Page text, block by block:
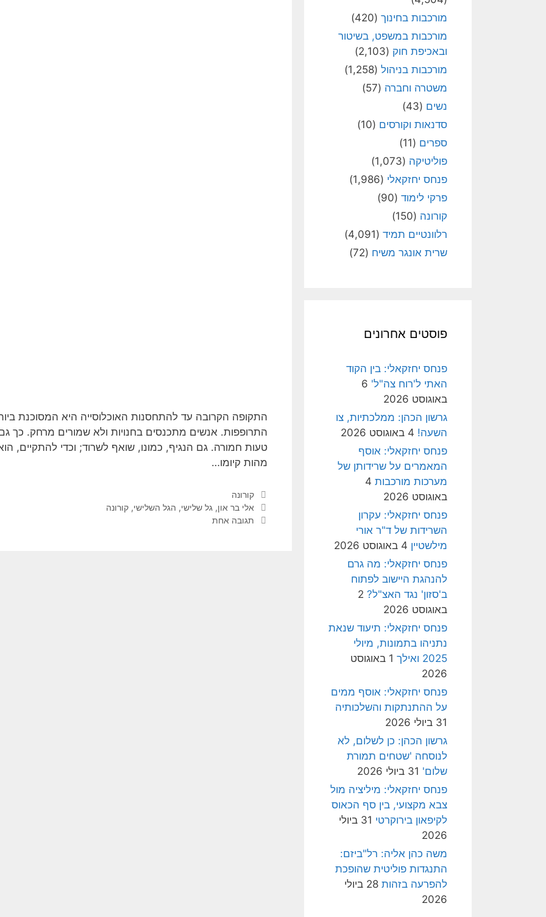
התקופה הקרובה עד להתחסנות האוכלוסייה היא המסוכנת
התרופפות. אנשים מתכנסים בחנויות ולא שמורים מרחק. כך גם
טעות חמורה. גם הנגיף, כמונו, שואף לשרוד; וכדי להתקיים,
מהות קיומו…
קטגוריות
קורונה
תגיות
אלי בר און, גל שלישי, הגל השלישי, קורונה
תגובה אחת
מורכבות בחינוך (420)
מורכבות במשפט, בשיטור
ובאכיפת חוק (2,103)
מורכבות בניהול (1,258)
משטרה וחברה (57)
נשים (43)
סדנאות וקורסים (10)
ספרים (11)
פוליטיקה (1,073)
פנחס יחזקאלי (1,986)
פרקי לימוד (90)
קורונה (150)
רלוונטיים תמיד (4,091)
שרית אונגר משיח (72)
פוסטים אחרונים
פנחס יחזקאלי: בין הקוד
האתי ל'רוח צה"ל' 6
באוגוסט 2026
גרשון הכהן: ממלכתיות, צו
השעה! 4 באוגוסט 2026
פנחס יחזקאלי: אוסף
המאמרים על שרידותן של
מערכות מורכבות 4
באוגוסט 2026
פנחס יחזקאלי: עקרון
השרידות של ד"ר אורי
מילשטיין 4 באוגוסט 2026
פנחס יחזקאלי: מה גרם
להנהגת היישוב לפתוח
ב'סזון' נגד האצ"ל? 2
באוגוסט 2026
פנחס יחזקאלי: תיעוד שנאת
נתניהו בתמונות, מיולי
2025 ואילך
1 באוגוסט
2026
פנחס יחזקאלי: אוסף ממים
על ההתנתקות והשלכותיה
31 ביולי 2026
גרשון הכהן: כן לשלום, לא
לנוסחה 'שטחים תמורת
שלום' 31 ביולי 2026
פנחס יחזקאלי: מיליציה מול
צבא מקצועי, בין סף הכאוס
לקיפאון בירוקרטי
31 ביולי
2026
משה כהן אליה: רל"ביזם:
התנגדות פוליטית שהופכת
להפרעה בזהות
28 ביולי
2026